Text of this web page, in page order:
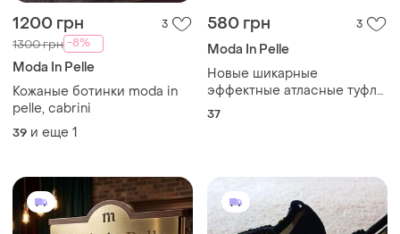
1200 грн 3
1300 грн -8%
Moda In Pelle
Кожаные ботинки moda in
pelle, cabrini
39 и еще 1
580 грн 3
Moda In Pelle
Новые шикарные
эффектные атласные туфли
на кольца черные с
37